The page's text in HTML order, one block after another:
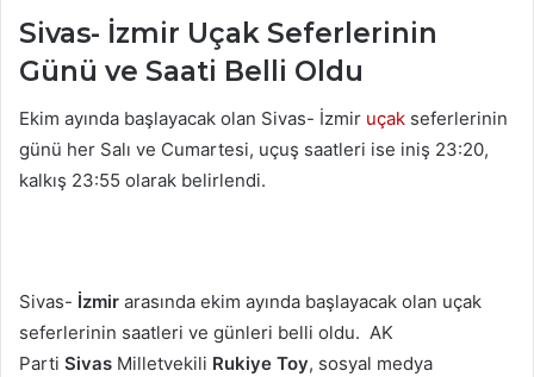
Sivas- İzmir Uçak Seferlerinin
Günü ve Saati Belli Oldu
Ekim ayında başlayacak olan Sivas- İzmir uçak seferlerinin
günü her Salı ve Cumartesi, uçuş saatleri ise iniş 23:20,
kalkış 23:55 olarak belirlendi.
Sivas- İzmir arasında ekim ayında başlayacak olan uçak
seferlerinin saatleri ve günleri belli oldu. AK
Parti Sivas Milletvekili Rukiye Toy, sosyal medya